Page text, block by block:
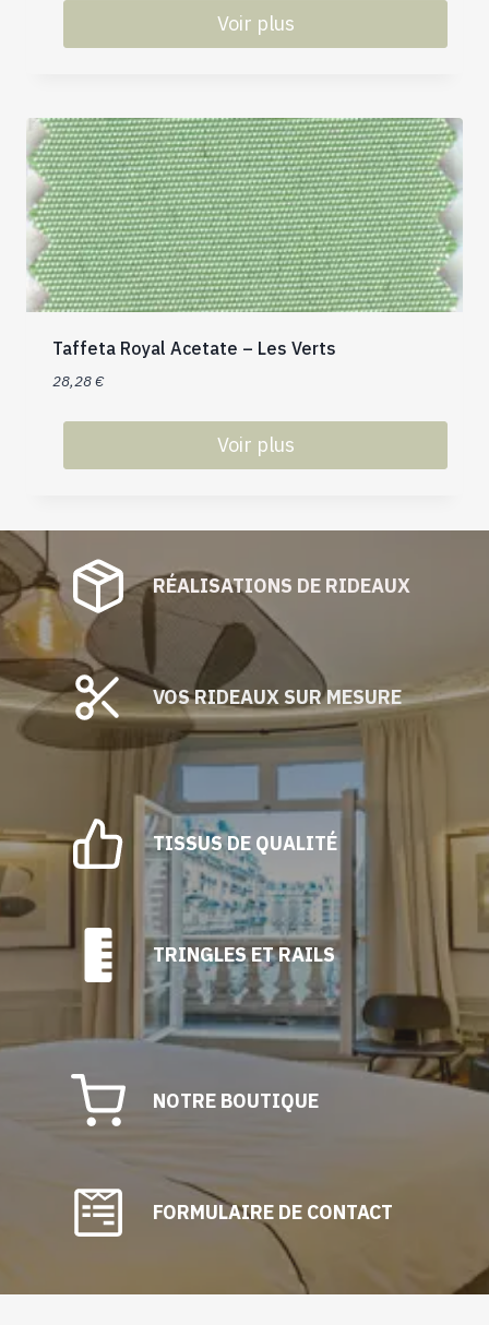
Voir plus
a
plusieurs
variations.
Les
options
peuvent
être
choisies
la
page
produit
Taffeta Royal Acetate – Les Verts
28,28€
Voir plus
a
plusieurs
variations.
Les
options
peuvent
être
choisies
sur
produit
RÉALISATIONS DE RIDEAUX
VOS RIDEAUX SUR MESURE
TISSUS DE QUALITÉ
TRINGLES ET RAILS
NOTRE BOUTIQUE
FORMULAIRE DE CONTACT